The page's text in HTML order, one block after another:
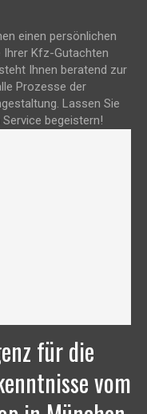
einen persönlichen
Ihrer Kfz-Gutachten
Ihnen beratend zur
Prozesse der
Lassen Sie
begeistern!
für die
vom